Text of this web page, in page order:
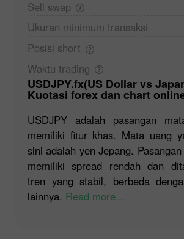
Sell swap
Ukuran minimum transaksi
Posisi short
Waktu trading
USDJPY.fx(US Dollar vs Japanese Yen).
Kuotasi forex dan chart
USDJPY adalah pasangan
memiliki fitur khas. Mata uang
sini adalah yen Jepang.
memiliki spread rendah dan
tren yang stabil, berbeda
lainnya. Read more...